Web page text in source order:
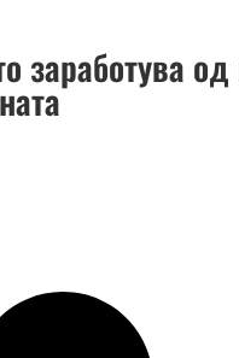
заработува